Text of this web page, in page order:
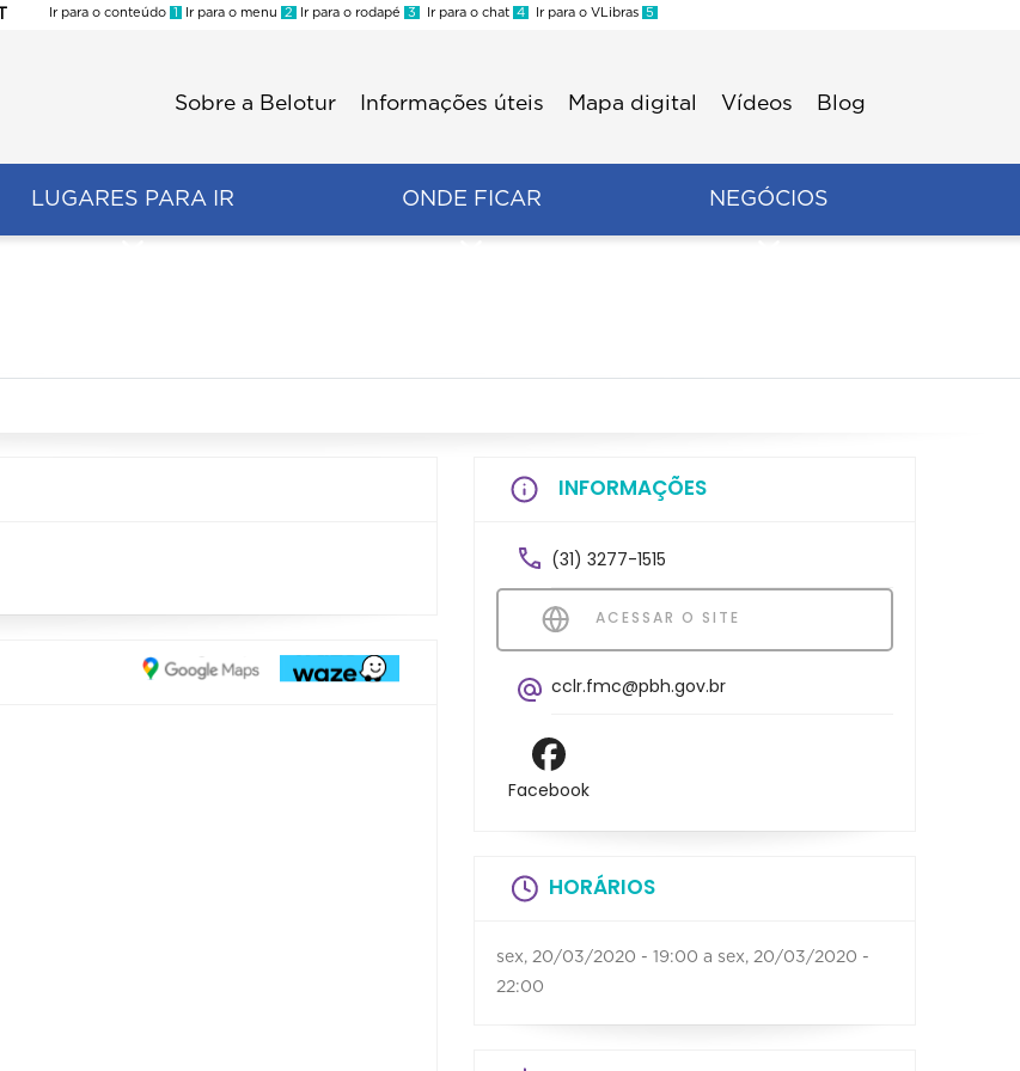
Ir para o conteúdo 1 Ir para o menu 2 Ir para o rodapé 3 Ir para o chat 4 Ir para o VLibras 5
Sobre a Belotur Informações úteis Mapa digital Vídeos Blog
LUGARES PARA IR ONDE FICAR NEGÓCIOS
INFORMAÇÕES
(31) 3277-1515
ACESSAR O SITE
cclr.fmc@pbh.gov.br
Facebook
HORÁRIOS
sex, 20/03/2020 - 19:00 a sex, 20/03/2020 -
22:00